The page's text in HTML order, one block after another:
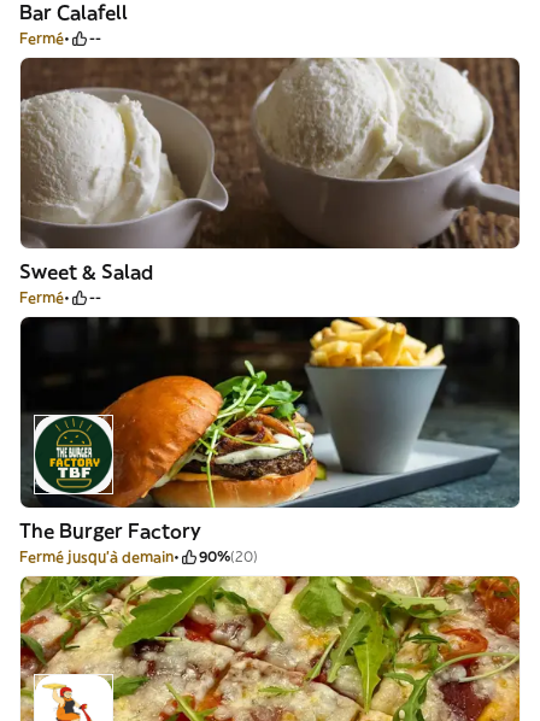
Bar Calafell
Fermé --
Sweet & Salad
Fermé --
The Burger Factory
Fermé jusqu'à demain 90%(20)